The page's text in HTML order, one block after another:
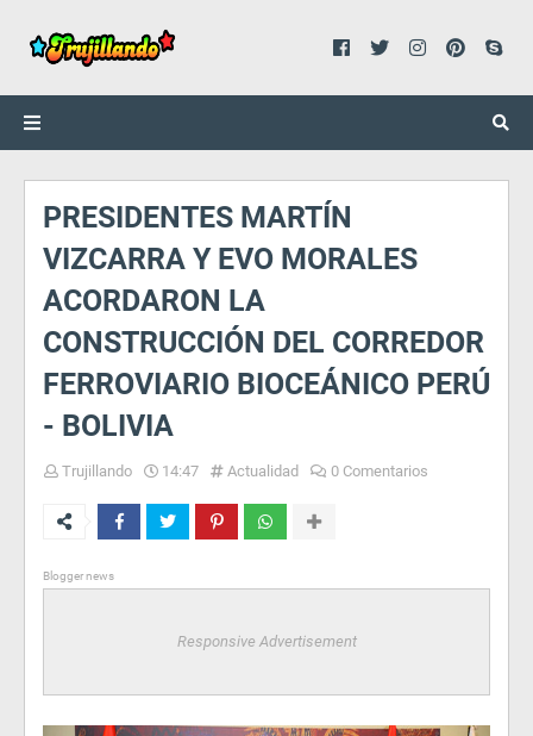
PRESIDENTES MARTÍN
VIZCARRA Y EVO MORALES
ACORDARON LA
CONSTRUCCIÓN DEL CORREDOR
FERROVIARIO BIOCEÁNICO PERÚ
- BOLIVIA
Trujillando 14:47 Actualidad 0 Comentarios
Blogger news
Responsive Advertisement